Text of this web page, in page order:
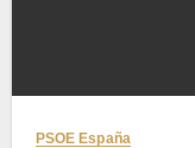
PSOE España